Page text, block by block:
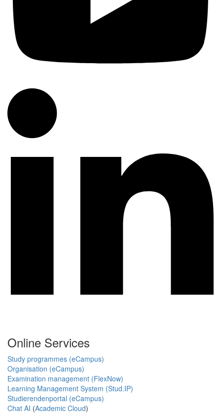
Online Services
Study programmes (eCampus)
Organisation (eCampus)
Examination management (FlexNow)
Learning Management System (Stud.IP)
Studierendenportal (eCampus)
Chat AI (Academic Cloud)